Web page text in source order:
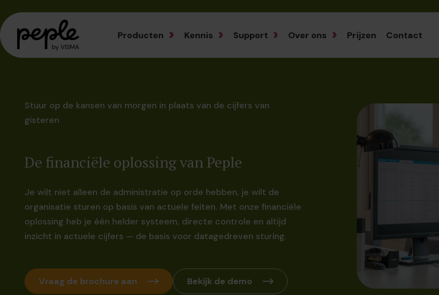
Producten Kennis Support Over ons Prijzen Contact
Stuur op de kansen van morgen in plaats van de cijfers van
gisteren
De financiële oplossing van Peple
Je wilt niet alleen de administratie op orde hebben, je wilt de
organisatie sturen op basis van actuele feiten. Met onze financiële
oplossing heb je één helder systeem, directe controle en altijd
inzicht in actuele cijfers — de basis voor datagedreven sturing.
Vraag de brochure aan Bekijk de demo